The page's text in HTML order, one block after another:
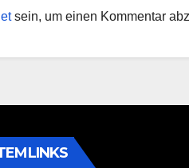
sein, um einen Kommentar